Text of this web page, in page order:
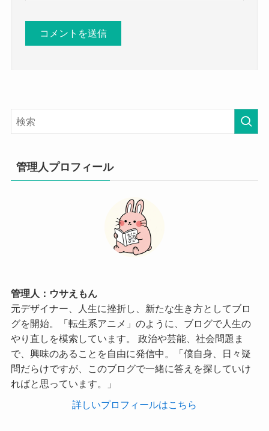
管理人プロフィール
管理人：ウサえもん
元デザイナー、人生に挫折し、新たな生き方としてブロ
グを開始。「転生系アニメ」のように、ブログで人生の
やり直しを模索しています。 政治や芸能、社会問題ま
で、興味のあることを自由に発信中。「僕自身、日々疑
問だらけですが、このブログで一緒に答えを探していけ
ればと思っています。」
詳しいプロフィールはこちら